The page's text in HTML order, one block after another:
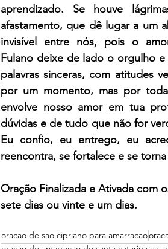
aprendizado. Se houve
afastamento, que dê lugar a um
invisível entre nós, pois o
Fulano deixe de lado o orgulho
palavras sinceras, com atitudes
por um momento, mas por
envolve nosso amor em tua
dúvidas e de tudo que não for
Eu confio, eu entrego, eu
reencontra, se fortalece e se
Oração Finalizada e Ativada com
sete dias ou vinte e um dias.
oracao de sao cipriano para amarracao